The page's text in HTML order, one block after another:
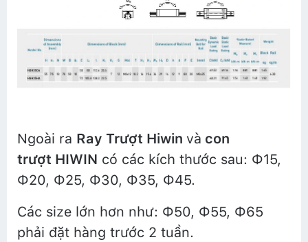
Ngoài ra Ray Trượt Hiwin và con
trượt HIWIN có các kích thước sau: Ф15,
Ф20, Ф25, Ф30, Ф35, Ф45.
Các size lớn hơn như: Ф50, Ф55, Ф65
phải đặt hàng trước 2 tuần.